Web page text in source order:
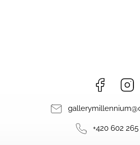
Facebook
gallerymillennium@
+420 602 265